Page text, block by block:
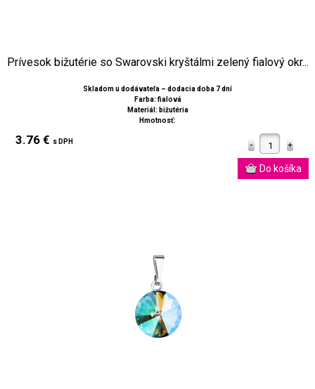
Prívesok bižutérie so Swarovski kryštálmi zelený fialový okr...
Skladom u dodávateľa – dodacia doba 7 dní
Farba: fialová
Materiál: bižutéria
Hmotnosť:
3.76 € s DPH